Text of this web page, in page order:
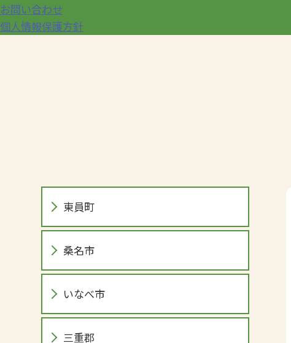
お問い合わせ
個人情報保護方針
東員町
桑名市
いなべ市
三重郡